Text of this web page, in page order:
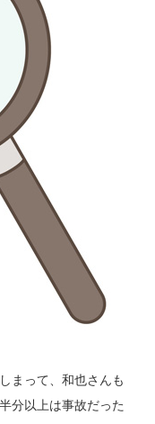
まって、和也さんも
分以上は事故だった